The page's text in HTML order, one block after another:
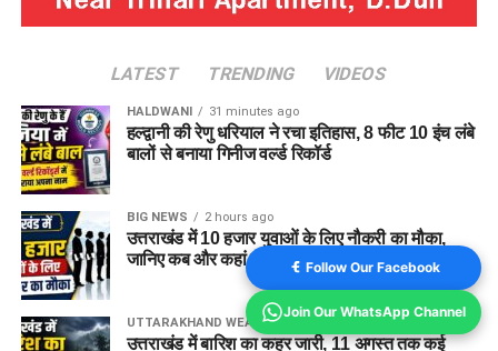
LATEST TRENDING VIDEOS
HALDWANI 31 minutes ago
हल्द्वानी की रेणु धरियाल ने रचा इतिहास, 8 फीट 10 इंच लंबे
बालों से बनाया गिनीज वर्ल्ड रिकॉर्ड
BIG NEWS 2 hours ago
उत्तराखंड में 10 हजार युवाओं के लिए नौकरी का मौका,
जानिए कब और कहां लगेंगे रोजगार मेले ?
UTTARAKHAND WEATHER
उत्तराखंड में बारिश का कहर जारी, 11 अगस्त तक कई
Follow Our Facebook
Join Our WhatsApp Channel